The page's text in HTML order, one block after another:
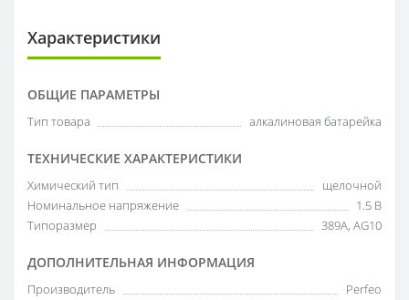
Характеристики
ОБЩИЕ ПАРАМЕТРЫ
Тип товара алкалиновая батарейка
ТЕХНИЧЕСКИЕ ХАРАКТЕРИСТИКИ
Химический тип
щелочной
Номинальное напряжение
1.5 В
Типоразмер
389A, AG10
ДОПОЛНИТЕЛЬНАЯ ИНФОРМАЦИЯ
Производитель
Perfeo